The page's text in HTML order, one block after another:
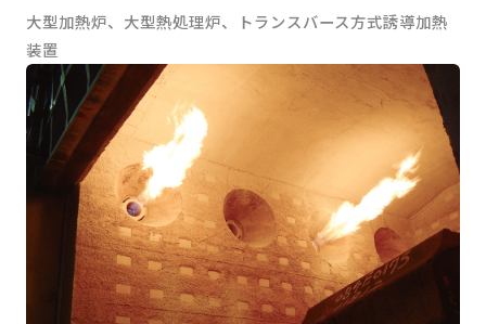
大型加熱炉、大型熱処理炉、トランスバース方式誘導加熱
装置